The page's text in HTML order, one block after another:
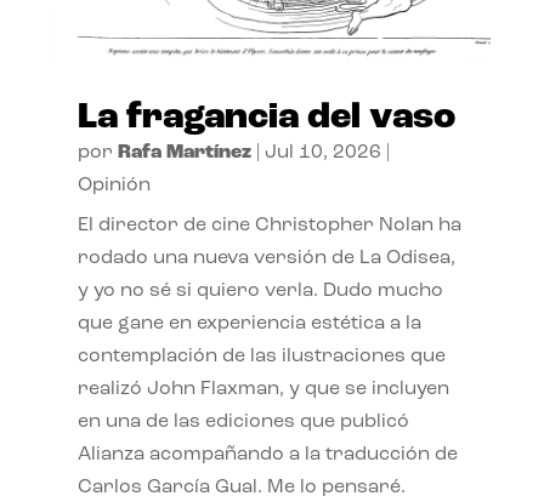
La fragancia del vaso
por Rafa Martínez| Jul 10, 2026
Opinión
El director de cine Christopher Nolan ha
rodado una nueva versión de La Odisea,
y yo no sé si quiero verla. Dudo mucho
que gane en experiencia estética a la
contemplación de las ilustraciones que
realizó John Flaxman, y que se incluyen
en una de las ediciones que publicó
Alianza acompañando a la traducción de
Carlos García Gual. Me lo pensaré.